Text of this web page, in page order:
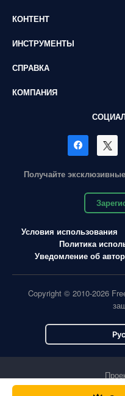
КОНТЕНТ
ИНСТРУМЕНТЫ
СПРАВКА
КОМПАНИЯ
Получайте
Условия использования
Политика
Уведомление об
Copyright © 2010-2026